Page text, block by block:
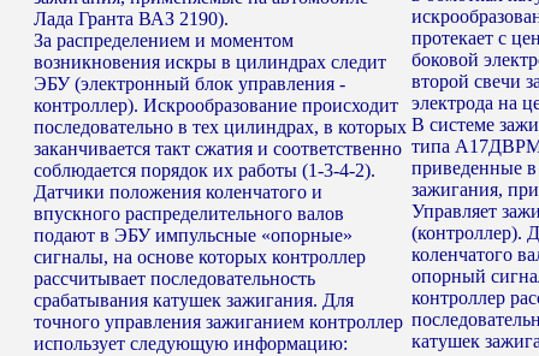
Лада Гранта ВАЗ 2190).
За распределением и моментом
возникновения искры в цилиндрах следит
ЭБУ (электронный блок управления -
контроллер). Искрообразование происходит
последовательно в тех цилиндрах, в которых
заканчивается такт сжатия и соответственно
соблюдается порядок их работы (1-3-4-2).
Датчики положения коленчатого и
впускного распределительного валов
подают в ЭБУ импульсные «опорные»
сигналы, на основе которых контроллер
рассчитывает последовательность
срабатывания катушек зажигания. Для
точного управления зажиганием контроллер
использует следующую информацию:
протекает с
боковой
второй свечи
электрода на
В системе
типа А17ДВРМ
приведенные
зажигания,
Управляет
(контроллер).
коленчатого
опорный
контроллер
катушек